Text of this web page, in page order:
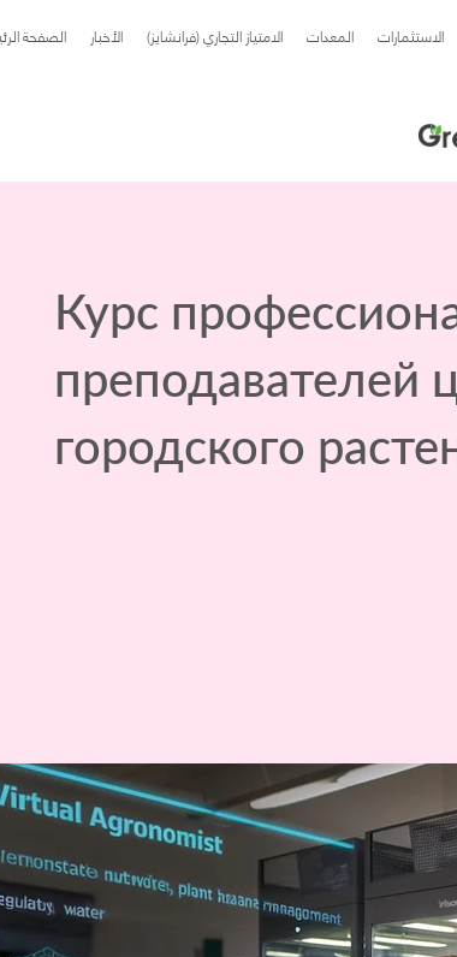
الصفحة الأخبار الامتياز التجاري (فرانشايز) المعدات الاستثمارات
Курс
преподавателей
городского